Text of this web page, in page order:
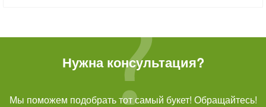
Нужна консультация?
Мы поможем подобрать тот самый букет! Обращайтесь!